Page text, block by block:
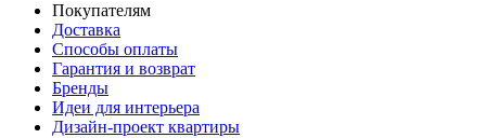
Покупателям
Доставка
Способы оплаты
Гарантия и возврат
Бренды
Идеи для интерьера
Дизайн-проект квартиры